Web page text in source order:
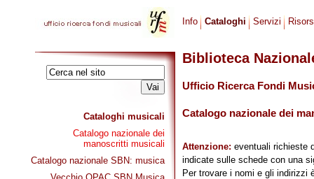
Cataloghi musicali
Catalogo nazionale dei
manoscritti musicali
Catalogo nazionale SBN: musica
Info Cataloghi Servizi
Biblioteca
Ufficio Ricerca Fondi
Catalogo nazionale dei
Attenzione: eventuali richieste
indicate sulle schede con una
Per trovare i nomi e gli indirizzi